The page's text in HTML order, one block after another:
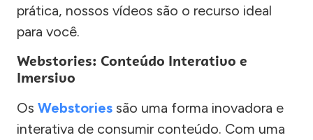
prática, nossos vídeos são o recurso ideal
para você.
Webstories: Conteúdo Interativo e
Imersivo
Os Webstories são uma forma inovadora e
interativa de consumir conteúdo. Com uma